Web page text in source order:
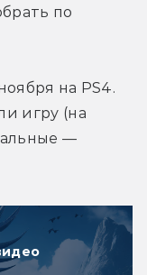
по
на PS4.
игру (на
—